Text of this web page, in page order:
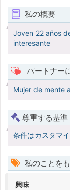
私の概要
Joven 22 años
interesante
パートナー
Mujer de mente
尊重する基準
条件はカスタマ
私のことを
興味